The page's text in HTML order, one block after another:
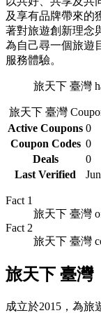
及享有品牌帶來的
著對旅遊創新理念
為自己尋一個旅遊
服務體驗。
旅天下 臺灣
旅天下 臺灣
Active Coupons 0
Coupon Codes 0
Deals
0
Last Verified
Fact 1
旅天下 臺灣
Fact 2
旅天下 臺灣
旅天下 臺灣
成立於2015，為旅